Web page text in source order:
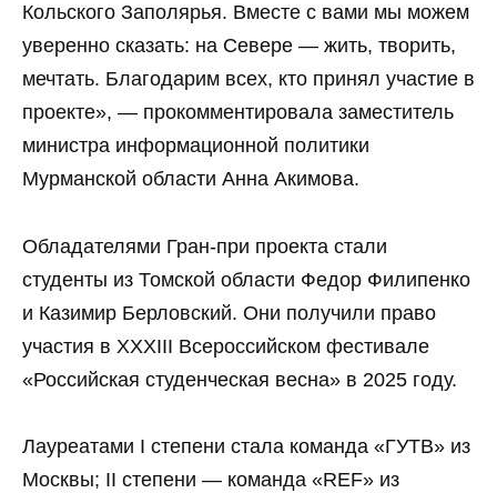
Кольского Заполярья. Вместе с вами мы можем
уверенно сказать: на Севере — жить, творить,
мечтать. Благодарим всех, кто принял участие в
проекте», — прокомментировала заместитель
министра информационной политики
Мурманской области Анна Акимова.
Обладателями Гран-при проекта стали
студенты из Томской области Федор Филипенко
и Казимир Берловский. Они получили право
участия в XXXIII Всероссийском фестивале
«Российская студенческая весна» в 2025 году.
Лауреатами I степени стала команда «ГУТВ» из
Москвы; II степени — команда «REF» из